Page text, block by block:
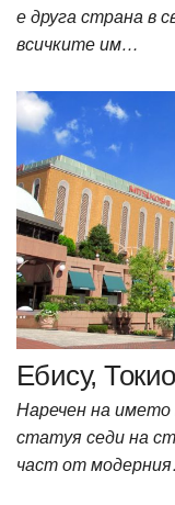
е друга страна в
всичките им…
Ебису, Токио
Наречен на
статуя седи на
част от